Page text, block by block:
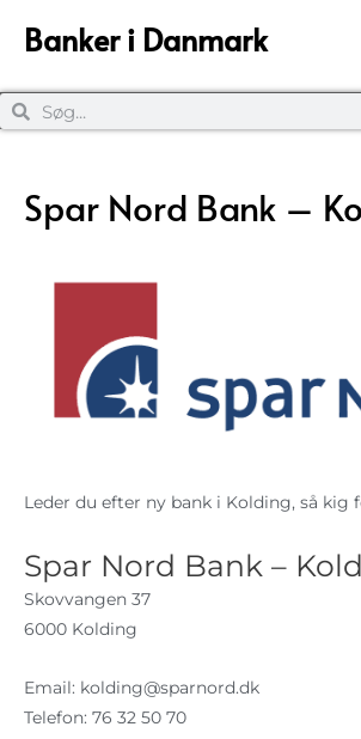
Banker i Danmark
Spar Nord Bank –
Leder du efter ny bank i Kolding, så kig
Spar Nord Bank –
Skovvangen 37
6000 Kolding
Email: kolding@sparnord.dk
Telefon: 76 32 50 70